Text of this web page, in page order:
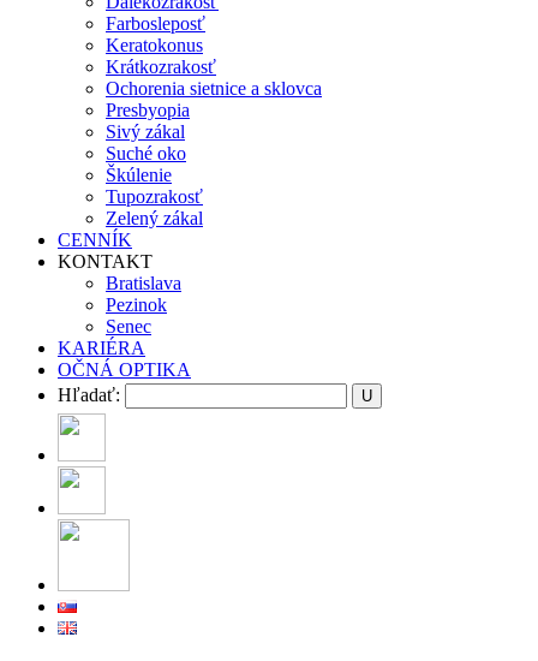
Farbosleposť
Keratokonus
Krátkozrakosť
Ochorenia sietnice a sklovca
Presbyopia
Sivý zákal
Suché oko
Škúlenie
Tupozrakosť
Zelený zákal
CENNÍK
KONTAKT
Bratislava
Pezinok
Senec
KARIÉRA
OČNÁ OPTIKA
Hľadať: